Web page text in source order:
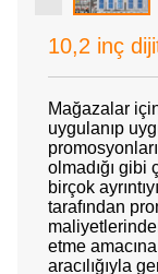
10,2 inç
Mağazalar
uygulanıp
olmadığı
birçok
tarafından
etme
aracılığıyla